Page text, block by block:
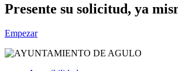
Presente su solicitud, ya
Empezar